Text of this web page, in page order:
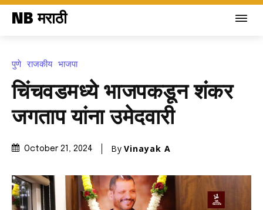
NB मराठी
पुणे राजकीय भाजपा
चिंचवडमध्ये भाजपकडून शंकर
जगताप यांना उमेदवारी
October 21, 2024 By Vinayak A